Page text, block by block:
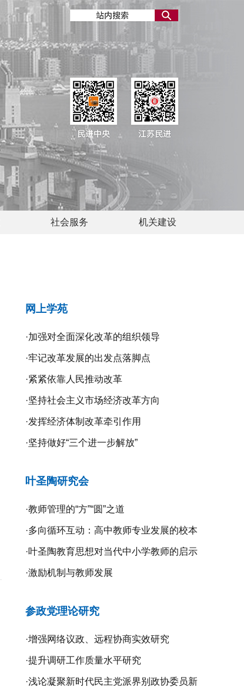
社会服务 机关建设
网上学苑
·加强对全面深化改革的组织领导
·牢记改革发展的出发点落脚点
·紧紧依靠人民推动改革
·坚持社会主义市场经济改革方向
·发挥经济体制改革牵引作用
·坚持做好“三个进一步解放”
叶圣陶研究会
·教师管理的“方”“圆”之道
·多向循环互动：高中教师专业发展的校本
研修探究
·叶圣陶教育思想对当代中小学教师的启示
·激励机制与教师发展
参政党理论研究
·增强网络议政、远程协商实效研究
·提升调研工作质量水平研究
·浅论凝聚新时代民主党派界别政协委员新